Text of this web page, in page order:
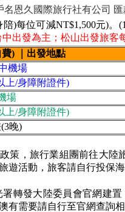
名恩久國際旅行社有公司
陪)每位可減NT$1,500元)。
出發為主；松山出發旅客
)
｜出發地點
機場
上/身障附證件)
場
上/身障附證件)
晚)
策，旅行業組團前往大陸
遊活動，旅客請自行投保
轉發大陸委員會官網建
有需要請自行至官網查詢